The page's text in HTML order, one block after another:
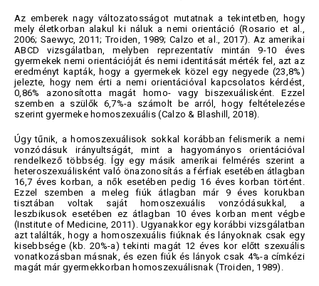
Az emberek nagy változatosságot mutatnak a tekintetben, hogy
mely életkorban alakul ki náluk a nemi orientáció (Rosario et al.,
2006; Saewyc, 2011; Troiden, 1989; Calzo et al., 2017). Az amerikai
ABCD vizsgálatban, melyben reprezentatív mintán 9-10 éves
gyermekek nemi orientációját és nemi identitását mérték fel, azt az
eredményt kapták, hogy a gyermekek közel egy negyede (23,8%)
jelezte, hogy nem érti a nemi orientációval kapcsolatos kérdést,
0,86% azonosította magát homo- vagy biszexuálisként. Ezzel
szemben a szülők 6,7%-a számolt be arról, hogy feltételezése
szerint gyermeke homoszexuális (Calzo & Blashill, 2018).
Úgy tűnik, a homoszexuálisok sokkal korábban felismerik a nemi
vonzódásuk irányultságát, mint a hagyományos orientációval
rendelkező többség. Így egy másik amerikai felmérés szerint a
heteroszexuálisként való önazonosítás a férfiak esetében átlagban
16,7 éves korban, a nők esetében pedig 16 éves korban történt.
Ezzel szemben a meleg fiúk átlagban már 9 éves korukban
tisztában voltak saját homoszexuális vonzódásukkal, a
leszbikusok esetében ez átlagban 10 éves korban ment végbe
(Institute of Medicine, 2011). Ugyanakkor egy korábbi vizsgálatban
azt találták, hogy a homoszexuális fiúknak és lányoknak csak egy
kisebbsége (kb. 20%-a) tekinti magát 12 éves kor előtt szexuális
vonatkozásban másnak, és ezen fiúk és lányok csak 4%-a címkézi
magát már gyermekkorban homoszexuálisnak (Troiden, 1989).